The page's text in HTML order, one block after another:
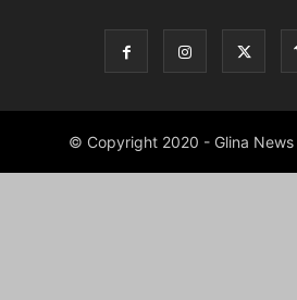
© Copyright 2020 - Glina News